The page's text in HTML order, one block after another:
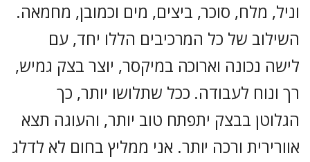
וניל, מלח, סוכר, ביצים, מים וכמובן, מחמאה.
השילוב של כל המרכיבים הללו יחד, עם
לישה נכונה וארוכה במיקסר, יוצר בצק גמיש,
רך ונוח לעבודה. ככל שתלושו יותר, כך
הגלוטן בבצק יתפתח טוב יותר, והעוגה תצא
אוורירית ורכה יותר. אני ממליץ בחום לא לדלג